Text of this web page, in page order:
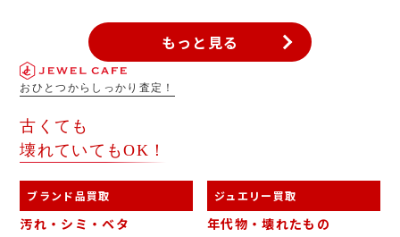
もっと見る
おひとつからしっかり査定！
古くても
壊れていてもOK！
ブランド品買取
汚れ・シミ・ベタ
ジュエリー買取
年代物・壊れたもの